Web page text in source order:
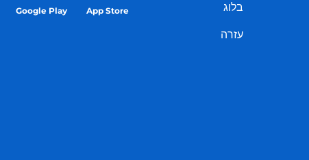
בלוג
עזרה
App Store
Google Play